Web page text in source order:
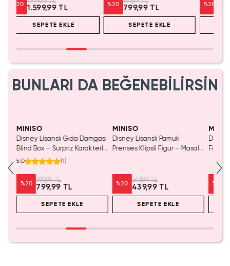
% 20 799,99 TL
SEPETE EKLE
% 20 879,99 TL
SEPETE EKLE
%
BUNLARI DA BEĞENEBİLİRSİN
MINISO
Disney Lisanslı Pamuk
Prenses Klipsli Figür – Masalsı
Koleksiyon
% 20
549,99 TL
439,99 TL
SEPETE EKLE
MINISO
Disney Lisanslı Stitch Klipsli
Figür Blind Box – Sevimli
% 20
549,99 TL
439,99 TL
SEPETE EKLE